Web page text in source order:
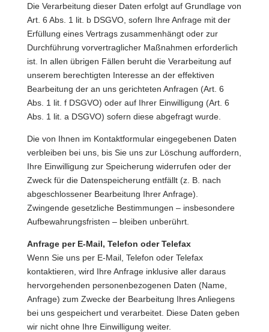
Die Verarbeitung dieser Daten erfolgt auf Grundlage von
Art. 6 Abs. 1 lit. b DSGVO, sofern Ihre Anfrage mit der
Erfüllung eines Vertrags zusammenhängt oder zur
Durchführung vorvertraglicher Maßnahmen erforderlich
ist. In allen übrigen Fällen beruht die Verarbeitung auf
unserem berechtigten Interesse an der effektiven
Bearbeitung der an uns gerichteten Anfragen (Art. 6
Abs. 1 lit. f DSGVO) oder auf Ihrer Einwilligung (Art. 6
Abs. 1 lit. a DSGVO) sofern diese abgefragt wurde.
Die von Ihnen im Kontaktformular eingegebenen Daten
verbleiben bei uns, bis Sie uns zur Löschung auffordern,
Ihre Einwilligung zur Speicherung widerrufen oder der
Zweck für die Datenspeicherung entfällt (z. B. nach
abgeschlossener Bearbeitung Ihrer Anfrage).
Zwingende gesetzliche Bestimmungen – insbesondere
Aufbewahrungsfristen – bleiben unberührt.
Anfrage per E-Mail, Telefon oder Telefax
Wenn Sie uns per E-Mail, Telefon oder Telefax
kontaktieren, wird Ihre Anfrage inklusive aller daraus
hervorgehenden personenbezogenen Daten (Name,
Anfrage) zum Zwecke der Bearbeitung Ihres Anliegens
bei uns gespeichert und verarbeitet. Diese Daten geben
wir nicht ohne Ihre Einwilligung weiter.